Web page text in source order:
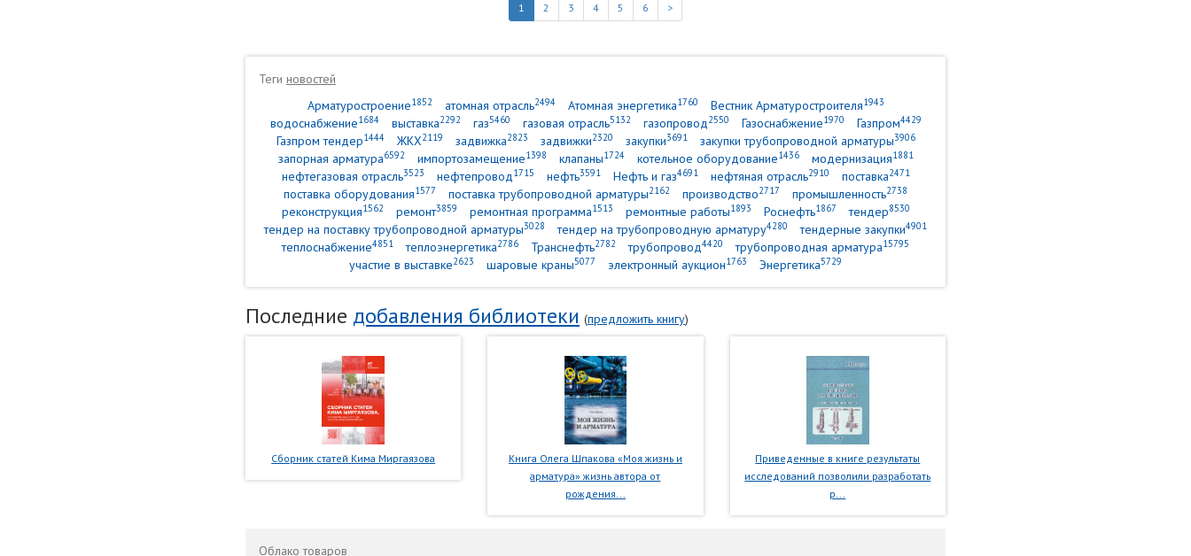
1 2 3 4 5 6 >
Теги новостей
Арматуростроение1852 атомная отрасль2494 Атомная энергетика1760 Вестник Арматуростроителя1943
водоснабжение1684 выставка2292 газ5460 газовая отрасль5132 газопровод2550 Газоснабжение1970 Газпром4429
Газпром тендер1444 ЖКХ2119 задвижка2823 задвижки2320 закупки3691 закупки трубопроводной арматуры3906
запорная арматура6592 импортозамещение1398 клапаны1724 котельное оборудование1436 модернизация1881
нефтегазовая отрасль3523 нефтепровод1715 нефть3591 Нефть и газ4691 нефтяная отрасль2910 поставка2471
поставка оборудования1577 поставка трубопроводной арматуры2162 производство2717 промышленность2738
реконструкция1562 ремонт3859 ремонтная программа1513 ремонтные работы1893 Роснефть1867 тендер8530
тендер на поставку трубопроводной арматуры3028 тендер на трубопроводную арматуру4280 тендерные закупки4901
теплоснабжение4851 теплоэнергетика2786 Транснефть2782 трубопровод4420 трубопроводная арматура15795
участие в выставке2623 шаровые краны5077 электронный аукцион1763 Энергетика5729
Последние добавления библиотеки (предложить книгу)
Сборник статей Кима Миргаязова
Книга Олега Шпакова «Моя жизнь и
арматура» жизнь автора от
рождения...
Приведенные в книге результаты
исследований позволили разработать
р...
Облакотоваров